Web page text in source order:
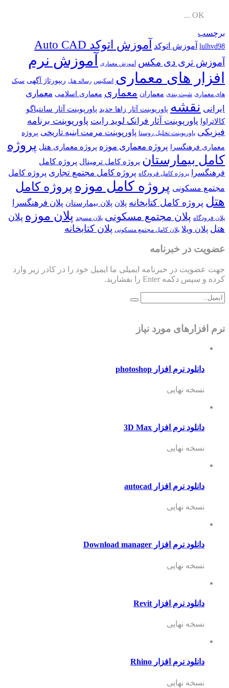
OK ...
برچسب
lulhvd98 آموزش اتوکد آموزش اتوکد Auto CAD
آموزش تری دی مکس آموزش معماری
آموزش نرم
افزار های معماری اسکیس رساله هتل ریپورتاژ آگهی سبک
های معماری شیت بندی معماران معماری معماری اسلامی معماری
ایرانی نقشه پاورپوینت آثار زاها حدید پاورپوینت آثار سانتیاگو
کالاتراوا پاورپوینت آثار فرانک لوید رایت پاورپوینت برنامه
فیزیکی پاورپوینت تحلیل روستا پاورپوینت مرمت ابنیه تاریخی پروژه
معماری فرهنگسرا پروژه معماری موزه پروژه معماری هتل پروژه
کامل بیمارستان پروژه کامل ترمینال پروژه کامل
فرهنگسرا
پروژه کامل فرودگاه پروژه کامل مجتمع تجاری پروژه کامل
مجتمع مسکونی پروژه کامل موزه پروژه کامل
هتل پروژه کامل کتابخانه پلان پلان بیمارستان پلان فرهنگسرا
پلان فرودگاه پلان مجتمع مسکونی پلان مسجد پلان موزه پلان
هتل پلان ویلا پلان کامل مجتمع مسکونی پلان کتابخانه
عضویت در خبرنامه
جهت عضویت در خبرنامه ایمیلی ما ایمیل خود را در کادر زیر وارد
کرده و سپس دکمه Enter را بفشارید.
نرم افزارهای مورد نیاز
دانلود نرم افزار photoshop
نسخه نهایی
دانلود نرم افزار 3D Max
نسخه نهایی
دانلود نرم افزار autocad
نسخه نهایی
دانلود نرم افزار Download manager
نسخه نهایی
دانلود نرم افزار Revit
نسخه نهایی
دانلود نرم افزار Rhino
نسخه نهایی